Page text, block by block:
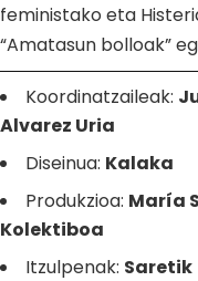
feministako eta
“Amatasun bolloak”
Koordinatzaileak:
Alvarez Uria
Diseinua: Kalaka
Produkzioa: María
Kolektiboa
Itzulpenak: Saretik